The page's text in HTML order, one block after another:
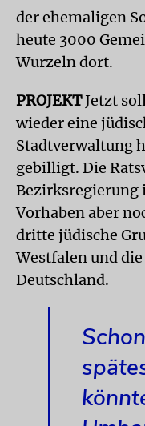
der ehemaligen
heute 3000
Wurzeln dort.
PROJEKTJetzt
wieder eine
Stadtverwaltung
gebilligt. Die
Bezirksregierung
Vorhaben aber
dritte jüdische
Westfalen und
Deutschland.